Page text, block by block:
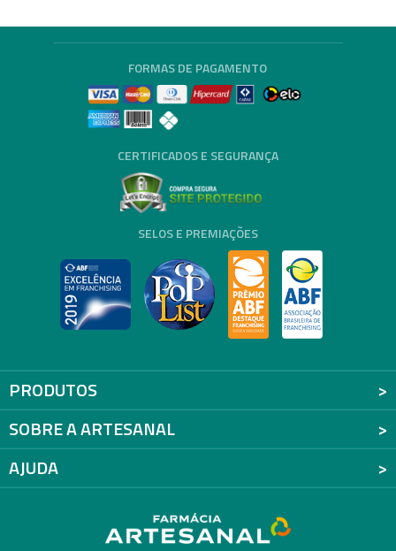
PRODUTOS
SOBRE A ARTESANAL
AJUDA
FORMAS DE PAGAMENTO
CERTIFICADOS E SEGURANÇA
SELOS E PREMIAÇÕES